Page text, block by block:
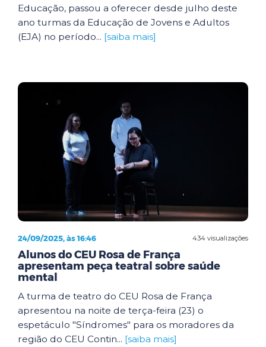
Educação, passou a oferecer desde julho deste
ano turmas da Educação de Jovens e Adultos
(EJA) no período... [saiba mais]
434 visualizações
24/09/2025, às 16:46
Alunos do CEU Rosa de França
apresentam peça teatral sobre saúde
mental
A turma de teatro do CEU Rosa de França
apresentou na noite de terça-feira (23) o
espetáculo "Síndromes" para os moradores da
região do CEU Contin... [saiba mais]